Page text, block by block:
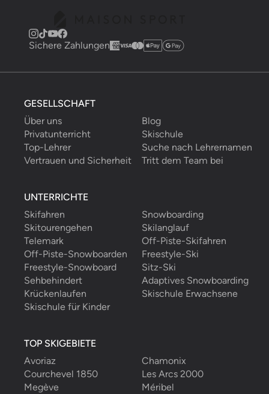
Sichere Zahlungen
GESELLSCHAFT
Über uns
Blog
Privatunterricht
Skischule
Top-Lehrer
Suche nach Lehrernamen
Vertrauen und Sicherheit
Tritt dem Team bei
UNTERRICHTE
Skifahren
Snowboarding
Skitourengehen
Skilanglauf
Telemark
Off-Piste-Skifahren
Off-Piste-Snowboarden
Freestyle-Ski
Freestyle-Snowboard
Sitz-Ski
Sehbehindert
Adaptives Snowboarding
Krückenlaufen
Skischule Erwachsene
Skischule für Kinder
TOP SKIGEBIETE
Avoriaz
Chamonix
Courchevel 1850
Les Arcs 2000
Megève
Méribel